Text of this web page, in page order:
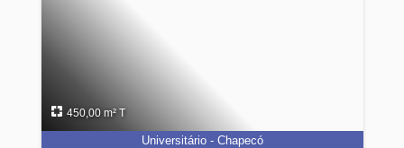
450,00 m² T
Universitário - Chapecó